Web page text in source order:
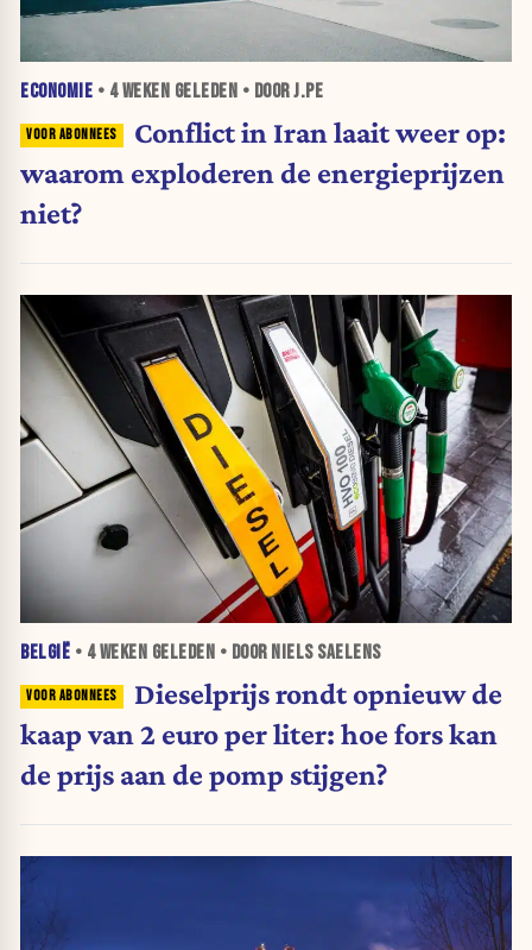
ECONOMIE • 4 WEKEN GELEDEN • DOOR J.PE
Conflict in Iran laait weer op:
waarom exploderen de energieprijzen
niet?
BELGIË • 4 WEKEN GELEDEN • DOOR NIELS SAELENS
Dieselprijs rondt opnieuw de
kaap van 2 euro per liter: hoe fors kan
de prijs aan de pomp stijgen?